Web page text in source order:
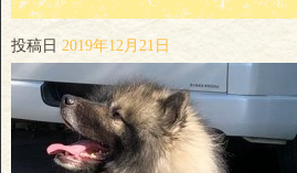
投稿日 2019年12月21日